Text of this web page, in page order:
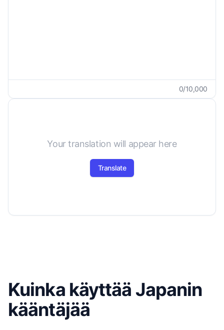
0/10,000
Your translation will appear here
Translate
Kuinka käyttää Japanin
kääntäjää